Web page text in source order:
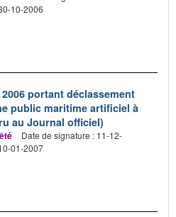
10-2006
portant déclassement
public maritime artificiel à
au Journal officiel)
Date de signature : 11-12-
01-2007